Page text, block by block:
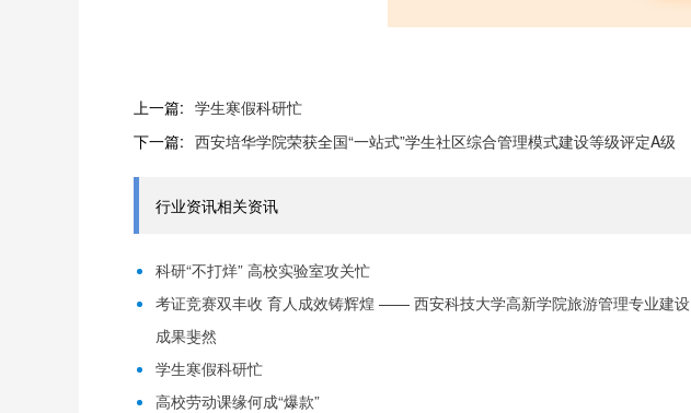
上一篇: 学生寒假科研忙
下一篇: 西安培华学院荣获全国“一站式”学生社区综合管理模式建设等级评定A级
行业资讯相关资讯
科研“不打烊” 高校实验室攻关忙
考证竞赛双丰收 育人成效铸辉煌 —— 西安科技大学高新学院旅游管理专业建设
成果斐然
学生寒假科研忙
高校劳动课缘何成“爆款”